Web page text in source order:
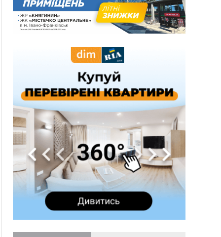
серпня
12:31
ВІДЕО "Едельвейси" щемливо привітали рідну
Коломию з Днем міста
Яремче зафіксували рекордну спеку
У Надвірній п'яна жінка побила малолітнього
хлопчика: суд призначив штраф і 30 тисяч
11:17
У басейні Дністра встановилася гідрологічна
показників
11:09
У Бурштині поблизу АЗС сталася масова бійка,
поліція з'ясовує обставини
ФОП із Житомира після купівлі права
вимоги за 120 тисяч позивається до
Франківська на понад 20 млн грн
У горах біля Осмолоди за допомогою БПЛА
розшукали двох жінок, які заблукали під час
збирання ягід
Вчора
19:52
У Франківську вперше прооперували немовля